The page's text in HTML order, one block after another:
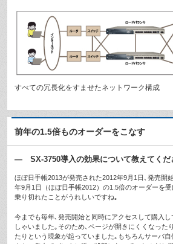
すべての冗長化をすませたネットワーク構成
前年の1.5倍ものオーダーをこなす
— SX-3750導入の効果について教えてくだ
ほぼ日手帳2013が発売された2012年9月1日､発売開
年9月1日（ほぼ日手帳2012）の1.5倍のオーダーを
乗り切れたことがうれしいですね｡
今までも毎年､発売開始と同時にアクセスして購入
しゃいました｡そのため､ページが開きにくくなった
たりという現象が起っていました｡もちろんサーバ